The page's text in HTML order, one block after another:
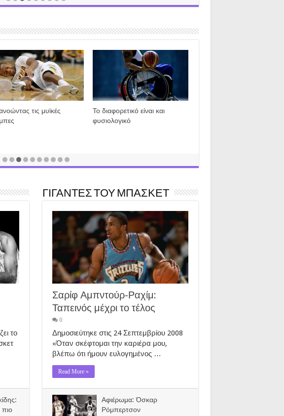
τις μυϊκές
Το διαφορετικό είναι και
φυσιολογικό
το
ΓΙΓΑΝΤΕΣ ΤΟΥ ΜΠΑΣΚΕΤ
Σαρίφ Αμπντούρ-Ραχίμ:
Ταπεινός μέχρι το τέλος
0
Δημοσιεύτηκε στις 24 Σεπτεμβρίου 2008
«Όταν σκέφτομαι την καριέρα μου,
βλέπω ότι ήμουν ευλογημένος …
Read More »
Αφιέρωμα: Όσκαρ
Ρόμπερτσον